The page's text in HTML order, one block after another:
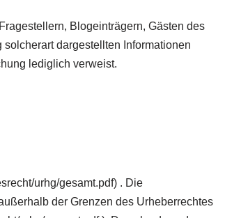
Blogeinträgern, Gästen des
dargestellten Informationen
lediglich verweist.
urhg/gesamt.pdf) . Die
der Grenzen des Urheberrechtes